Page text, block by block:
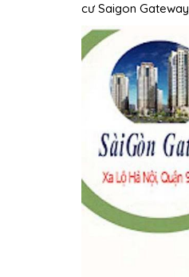
cư Saigon Gateway